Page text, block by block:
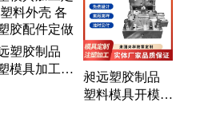
塑胶制品
模具加工定
昶远塑胶制品
塑料模具开模定